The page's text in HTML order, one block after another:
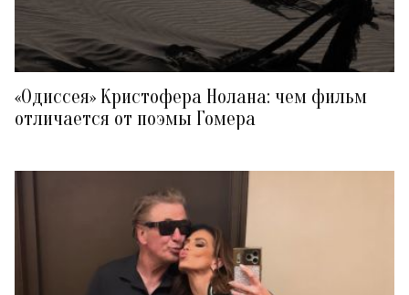
«Одиссея» Кристофера Нолана: чем фильм
отличается от поэмы Гомера